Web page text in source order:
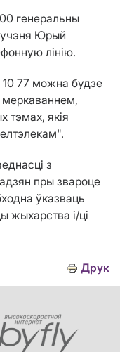
генеральны
Юрый
лінію.
10 77 можна будзе
меркаваннем,
тэмах, якія
з
пры звароце
ўказваць
жыхарства і/ці
Друк